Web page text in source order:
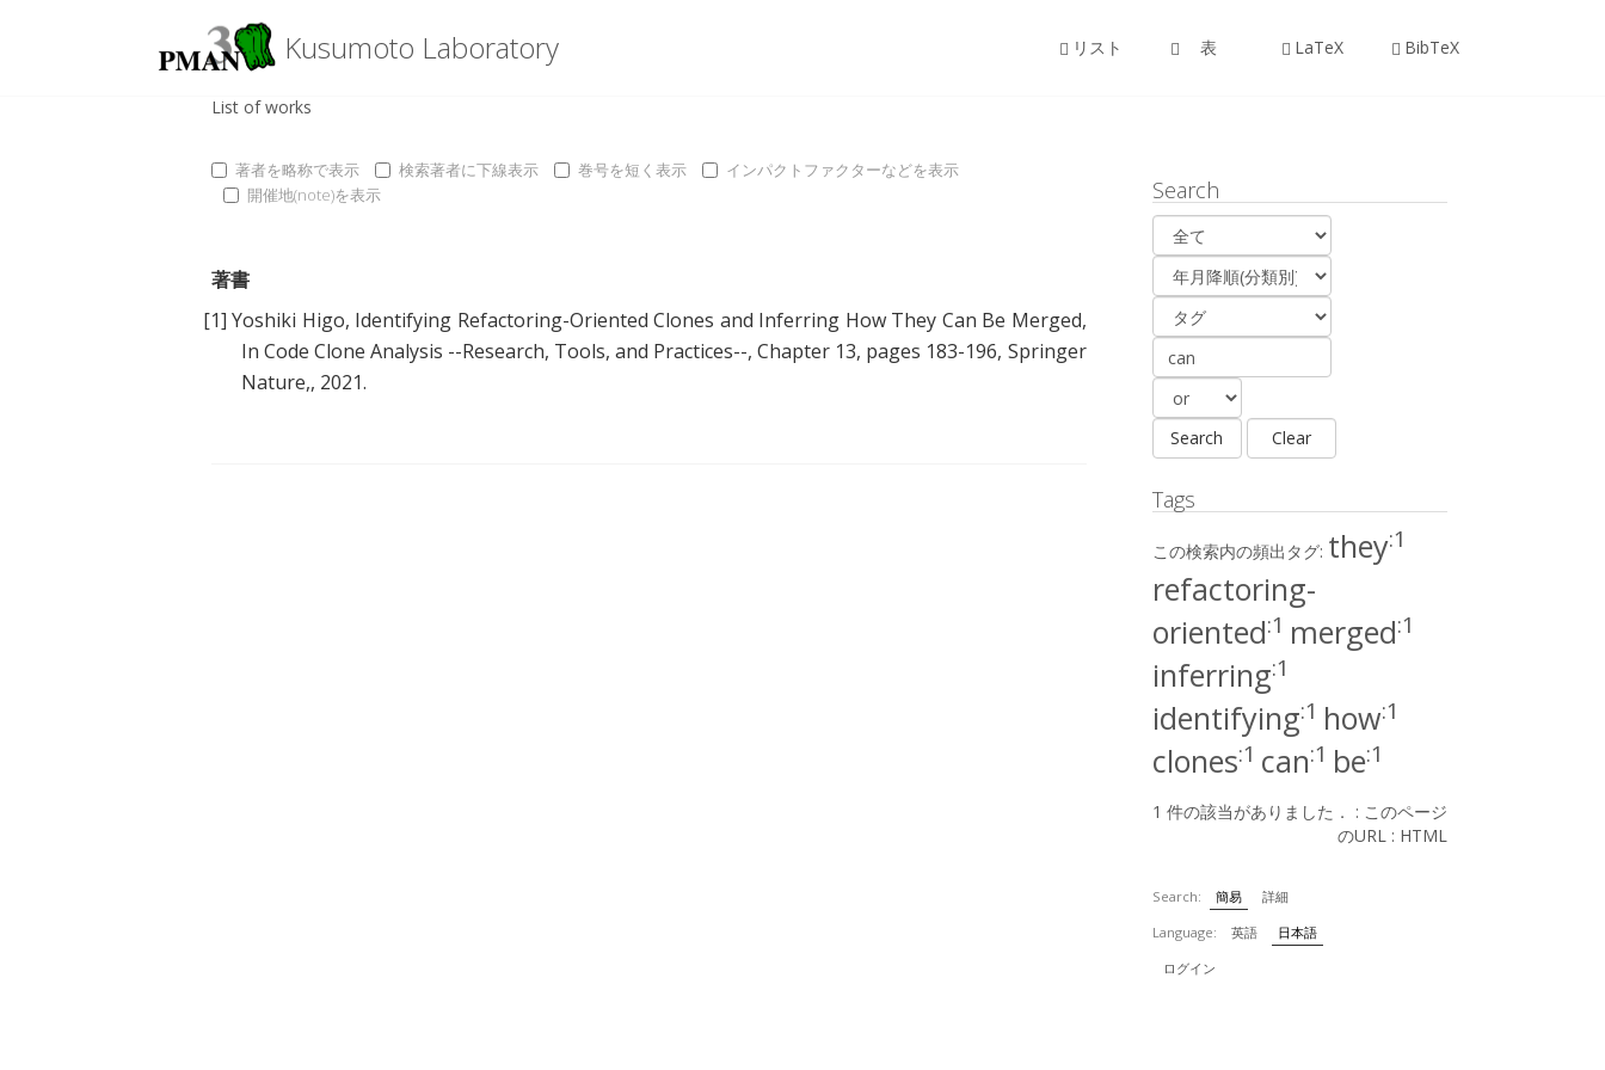
Kusumoto Laboratory リスト 表 LaTeX BibTeX
List of works
著者を略称で表示 検索著者に下線表示 巻号を短く表示
インパクトファクターなどを表示
開催地(note)を表示
著書
[1] Yoshiki Higo, Identifying Refactoring-Oriented Clones and Inferring How They Can Be Merged,
In Code Clone Analysis --Research, Tools, and Practices--, Chapter 13, pages 183-196, Springer
Nature,, 2021.
Search
Tags
この検索内の頻出タグ: they:1
refactoring-
oriented:1 merged:1
inferring:1
identifying:1 how:1
clones:1 can:1 be:1
1 件の該当がありました． : このページ
のURL : HTML
Search: 簡易
詳細
Language:
英語
日本語
ログイン